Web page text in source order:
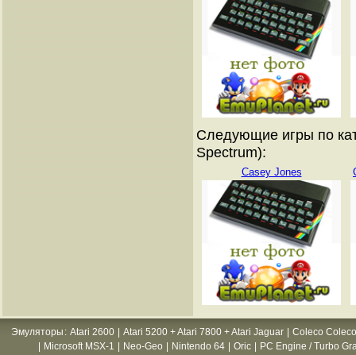
Следующие игры по
Spectrum):
Casey Jones
Эмуляторы : Atari 2600 Atari 5200 + Atari 7800 + Atari Jaguar
Coleco
Microsoft MSX-1 Neo-Geo Nintendo 64 Oric PC Engine / Turbo